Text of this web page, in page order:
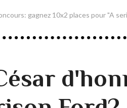
gagnez 10x2 places pour "A